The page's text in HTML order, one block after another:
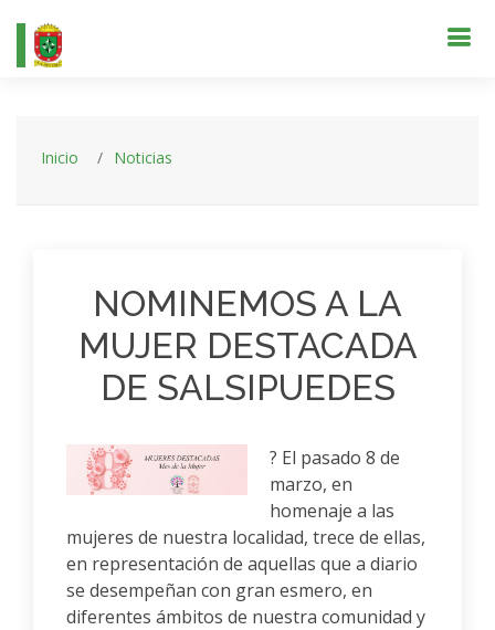
Inicio Noticias
NOMINEMOS A LA
MUJER DESTACADA
DE SALSIPUEDES
? El pasado 8 de
marzo, en
homenaje a las
mujeres de nuestra localidad, trece de ellas,
en representación de aquellas que a diario
se desempeñan con gran esmero, en
diferentes ámbitos de nuestra comunidad y